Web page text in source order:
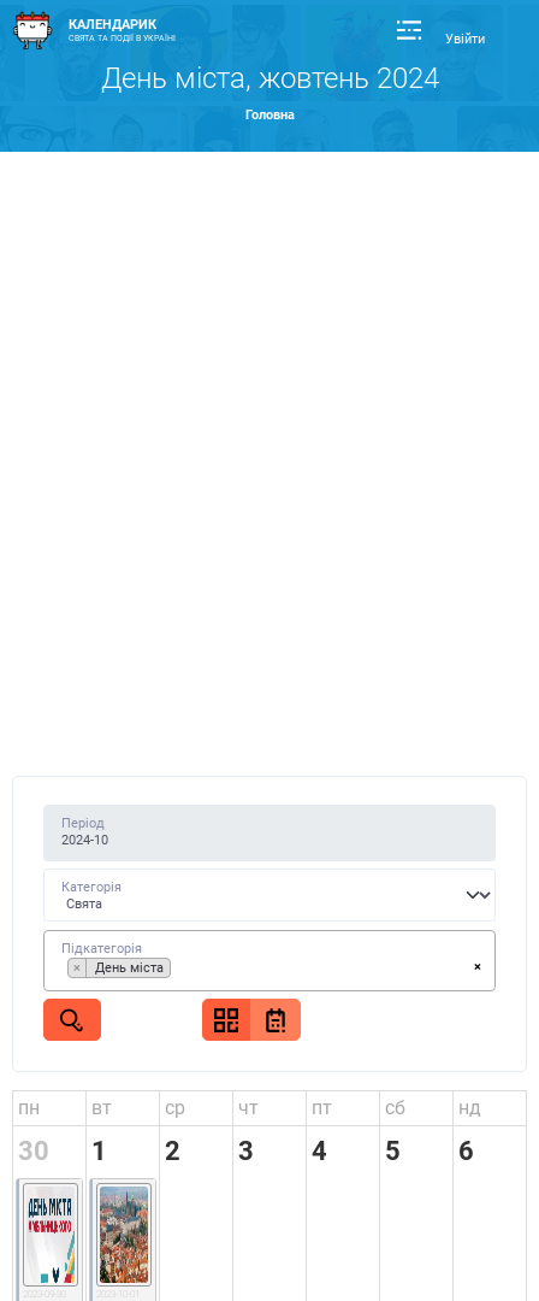
КАЛЕНДАРИК
СВЯТА ТА ПОДІЇ В УКРАЇНІ Увійти
День міста, жовтень 2024
Головна
Період
Категорія
Підкатегорія
×
× День міста
пн вт ср чт пт сб нд
30
2023-09-30
1
2023-10-01
2 3 4 5 6